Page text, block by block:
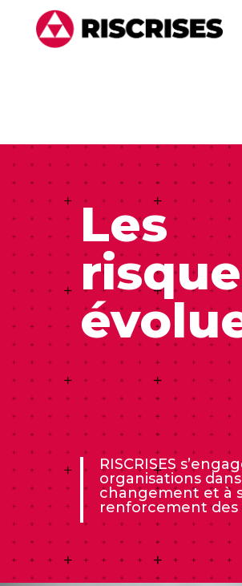
RISCRISES
organisations
changement et à
renforcement des